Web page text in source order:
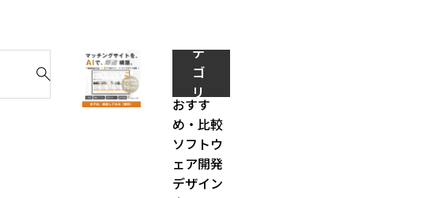
テ
ゴ
リ
ー
おすす
め・比較
ソフトウ
ェア開発
デザイン